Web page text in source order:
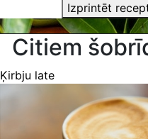
Izprintēt
Citiem
Ķirbju late